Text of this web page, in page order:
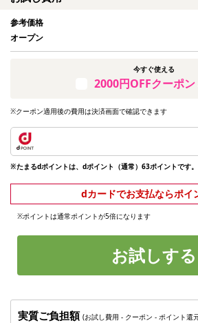
参考価格
オープン
今すぐ使える
2000円OFFクーポン
※クーポン適用後の費用は決済画面で確認できます
※たまるdポイントは、dポイント（通常）63ポイントです。
dカードでお支払ならポイ
※ポイントは通常ポイントが5倍になります
お試しする
実質ご負担額 (お試し費用 - クーポン - ポイント還